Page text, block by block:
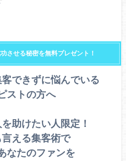
させる秘密を無料プレゼント！
できずに悩んでいる
ストの方へ
助けたい人限定！
える集客術で
なたのファンを